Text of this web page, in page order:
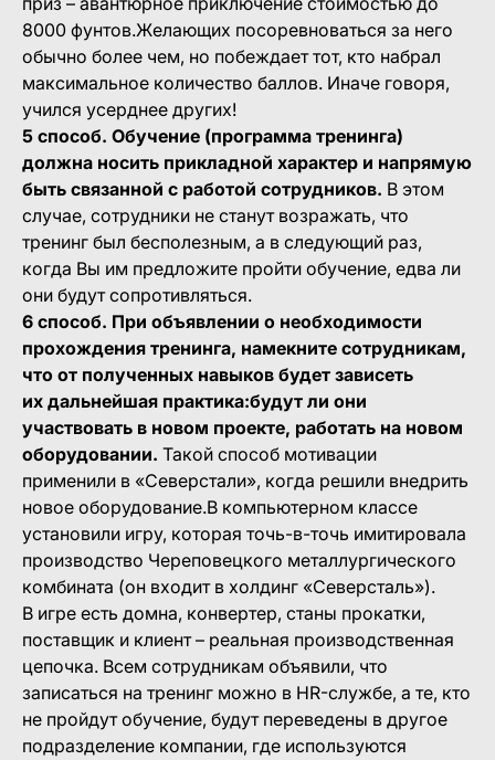
8000 фунтов.Желающих посоревноваться за него
обычно более чем, но побеждает тот, кто набрал
максимальное количество баллов. Иначе говоря,
учился усерднее других!
5 способ. Обучение (программа тренинга)
должна носить прикладной характер и напрямую
быть связанной с работой сотрудников. В этом
случае, сотрудники не станут возражать, что
тренинг был бесполезным, а в следующий раз,
когда Вы им предложите пройти обучение, едва ли
они будут сопротивляться.
6 способ. При объявлении о необходимости
прохождения тренинга, намекните сотрудникам,
что от полученных навыков будет зависеть
их дальнейшая практика:будут ли они
участвовать в новом проекте, работать на новом
оборудовании. Такой способ мотивации
применили в «Северстали», когда решили внедрить
новое оборудование.В компьютерном классе
установили игру, которая точь-в-точь имитировала
производство Череповецкого металлургического
комбината (он входит в холдинг «Северсталь»).
В игре есть домна, конвертер, станы прокатки,
поставщик и клиент – реальная производственная
цепочка. Всем сотрудникам объявили, что
записаться на тренинг можно в HR-службе, а те, кто
не пройдут обучение, будут переведены в другое
подразделение компании, где используются